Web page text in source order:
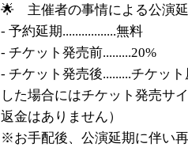
🌟 主催者の事情による公演
- 予約延期.................無料
- チケット発売前.........20%
- チケット発売後.........チケッ
した場合にはチケット発売サ
返金はありません）
※お手配後、公演延期に伴い